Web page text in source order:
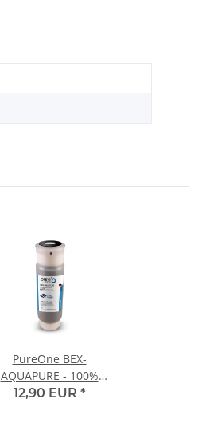
PureOne BEX-
AQUAPURE - 100%
Aktivkohle +
12,90 EUR *